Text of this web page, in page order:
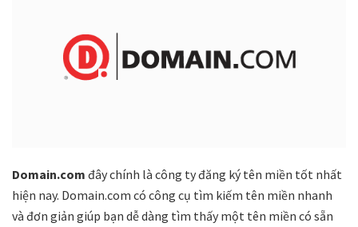
Domain.com đây chính là công ty đăng ký tên miền tốt nhất
hiện nay. Domain.com có công cụ tìm kiếm tên miền nhanh
và đơn giản giúp bạn dễ dàng tìm thấy một tên miền có sẵn